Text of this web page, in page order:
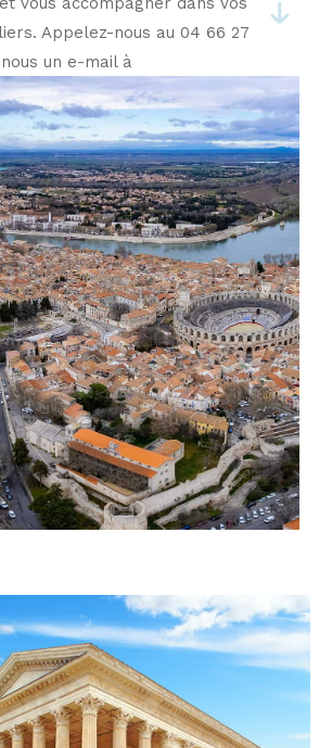
Appelez-nous au 04 66 27
un e-mail à
immo.com, ou visitez-nous au
Daudet, 30000 Nîmes. Atrium
partenaire de confiance
immobilier d'excellence.
profitez d'une
et d'un accompagnement sur
vos projets immobiliers à
Immobiliers
vendre votrebien immobilier à
environs ? Atrium
votre disposition son
vente rapide et au meilleur
une évaluation précise de
une visibilité maximale grâce à
Gestion Locative
idéal ou gérer votre bien
être complexe. Notre agence
prend en charge la
de vos biens, de la recherche